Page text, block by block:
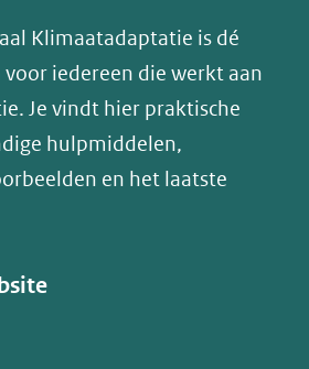
website)
y
(opent
in
nieuw
venster)
naar
een
andere
website)
Klimaatadaptatie is dé
iedereen die werkt aan
Je vindt hier praktische
hulpmiddelen,
en het laatste